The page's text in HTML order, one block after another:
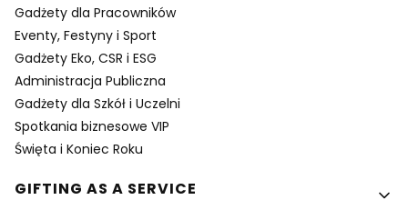
Gadżety dla Pracowników
Eventy, Festyny i Sport
Gadżety Eko, CSR i ESG
Administracja Publiczna
Gadżety dla Szkół i Uczelni
Spotkania biznesowe VIP
Święta i Koniec Roku
GIFTING AS A SERVICE